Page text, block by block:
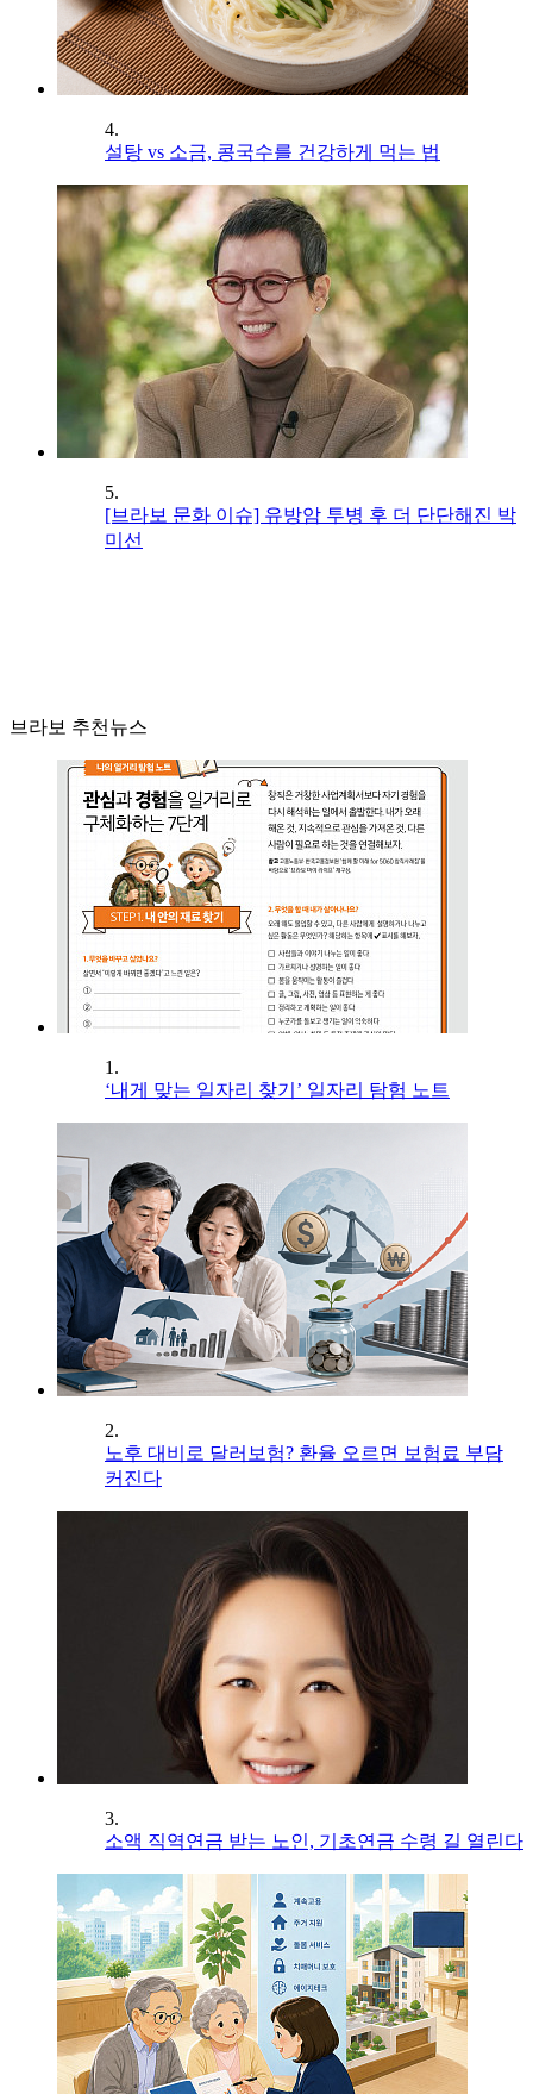
4.
설탕 vs 소금, 콩국수를 건강하게 먹는 법
5.
[브라보 문화 이슈] 유방암 투병 후 더 단단해진 박
미선
브라보 추천뉴스
1.
‘내게 맞는 일자리 찾기’ 일자리 탐험 노트
2.
노후 대비로 달러보험? 환율 오르면 보험료 부담
커진다
3.
소액 직역연금 받는 노인, 기초연금 수령 길 열린다